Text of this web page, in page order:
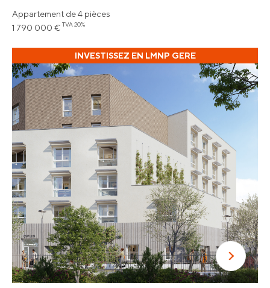
Appartement de 4 pièces
1 790 000 € TVA 20%
INVESTISSEZ EN LMNP GERE